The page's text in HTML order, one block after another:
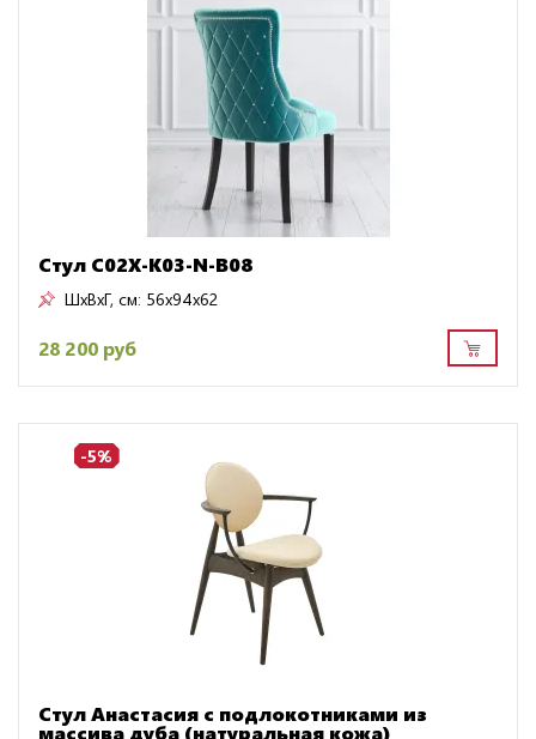
Стул C02X-K03-N-B08
ШxВxГ, см: 56x94x62
28 200 руб
-5%
Стул Анастасия с подлокотниками из
массива дуба (натуральная кожа)